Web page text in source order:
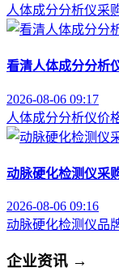
人体成分分析仪采
看清人体成分分析
2026-08-06 09:17
人体成分分析仪价
动脉硬化检测仪采
2026-08-06 09:16
动脉硬化检测仪品
企业资讯 →